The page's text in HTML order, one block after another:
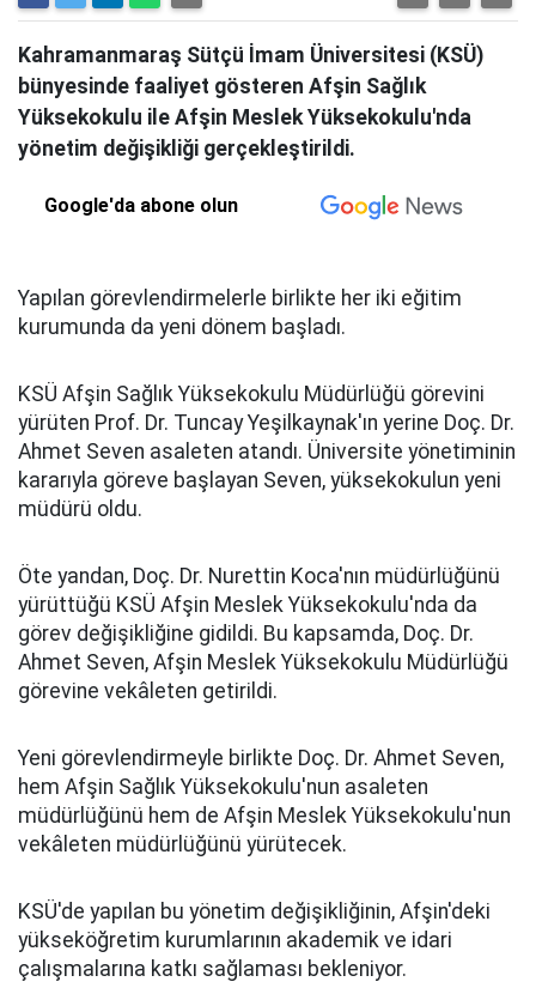
Kahramanmaraş Sütçü İmam Üniversitesi (KSÜ)
bünyesinde faaliyet gösteren Afşin Sağlık
Yüksekokulu ile Afşin Meslek Yüksekokulu'nda
yönetim değişikliği gerçekleştirildi.
Google'da abone olun
Yapılan görevlendirmelerle birlikte her iki eğitim
kurumunda da yeni dönem başladı.
KSÜ Afşin Sağlık Yüksekokulu Müdürlüğü görevini
yürüten Prof. Dr. Tuncay Yeşilkaynak'ın yerine Doç. Dr.
Ahmet Seven asaleten atandı. Üniversite yönetiminin
kararıyla göreve başlayan Seven, yüksekokulun yeni
müdürü oldu.
Öte yandan, Doç. Dr. Nurettin Koca'nın müdürlüğünü
yürüttüğü KSÜ Afşin Meslek Yüksekokulu'nda da
görev değişikliğine gidildi. Bu kapsamda, Doç. Dr.
Ahmet Seven, Afşin Meslek Yüksekokulu Müdürlüğü
görevine vekâleten getirildi.
Yeni görevlendirmeyle birlikte Doç. Dr. Ahmet Seven,
hem Afşin Sağlık Yüksekokulu'nun asaleten
müdürlüğünü hem de Afşin Meslek Yüksekokulu'nun
vekâleten müdürlüğünü yürütecek.
KSÜ'de yapılan bu yönetim değişikliğinin, Afşin'deki
yükseköğretim kurumlarının akademik ve idari
çalışmalarına katkı sağlaması bekleniyor.